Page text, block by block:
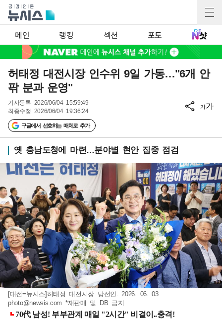
메인 랭킹 섹션 포토
허태정 대전시장 인수위 9일 가동…"6개 안
팎 분과 운영"
기사등록 2026/06/04 15:59:49
최종수정 2026/06/04 19:36:24
구글에서 선호하는 매체로 추가
가가
옛 충남도청에 마련…분야별 현안 집중 점검
[대전=뉴시스]허태정 대전시장 당선인. 2026. 06. 03
photo@newsis.com *재판매 및 DB 금지